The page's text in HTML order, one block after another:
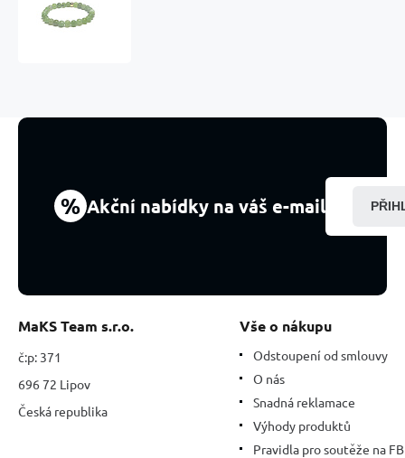
kulička
16
-
nálady
% Akční nabídky na váš e-mail
MaKS Team s.r.o.
č:p: 371
696 72 Lipov
Česká republika
Vše o nákupu
Odstoupení od smlouvy
O nás
Snadná reklamace
Výhody produktů
Pravidla pro soutěže na FB